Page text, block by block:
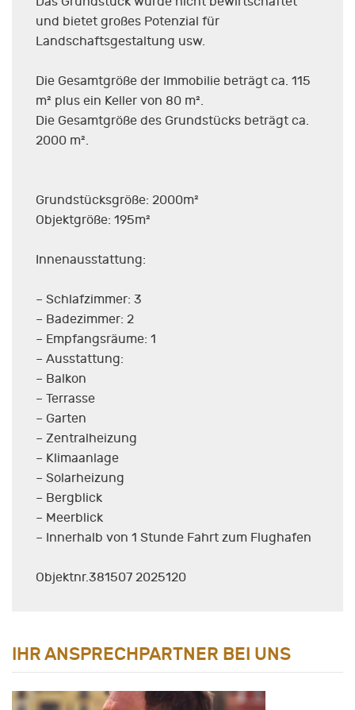
und bietet großes Potenzial für
Landschaftsgestaltung usw.
Die Gesamtgröße der Immobilie beträgt ca. 115
m² plus ein Keller von 80 m².
Die Gesamtgröße des Grundstücks beträgt ca.
2000 m².
Grundstücksgröße: 2000m²
Objektgröße: 195m²
Innenausstattung:
– Schlafzimmer: 3
– Badezimmer: 2
– Empfangsräume: 1
– Ausstattung:
– Balkon
– Terrasse
– Garten
– Zentralheizung
– Klimaanlage
– Solarheizung
– Bergblick
– Meerblick
– Innerhalb von 1 Stunde Fahrt zum Flughafen
Objektnr.381507 2025120
IHR ANSPRECHPARTNER BEI UNS